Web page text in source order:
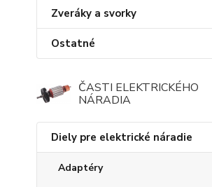
Zveráky a svorky
Ostatné
ČASTI ELEKTRICKÉHO
NÁRADIA
Diely pre elektrické náradie
Adaptéry